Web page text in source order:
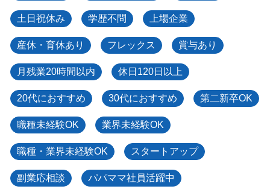
土日祝休み 学歴不問 上場企業
産休・育休あり フレックス 賞与あり
月残業20時間以内 休日120日以上
20代におすすめ 30代におすすめ 第二新卒OK
職種未経験OK 業界未経験OK
職種・業界未経験OK スタートアップ
副業応相談 パパママ社員活躍中